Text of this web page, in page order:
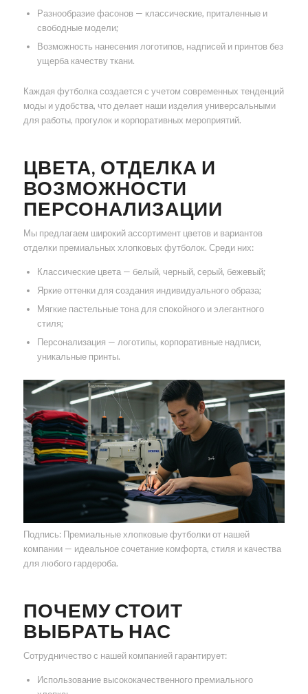
Разнообразие фасонов — классические, приталенные и
свободные модели;
Возможность нанесения логотипов, надписей и принтов без
ущерба качеству ткани.
Каждая футболка создается с учетом современных тенденций
моды и удобства, что делает наши изделия универсальными
для работы, прогулок и корпоративных мероприятий.
ЦВЕТА, ОТДЕЛКА И
ВОЗМОЖНОСТИ
ПЕРСОНАЛИЗАЦИИ
Мы предлагаем широкий ассортимент цветов и вариантов
отделки премиальных хлопковых футболок. Среди них:
Классические цвета — белый, черный, серый, бежевый;
Яркие оттенки для создания индивидуального образа;
Мягкие пастельные тона для спокойного и элегантного
стиля;
Персонализация — логотипы, корпоративные надписи,
уникальные принты.
Подпись: Премиальные хлопковые футболки от нашей
компании — идеальное сочетание комфорта, стиля и качества
для любого гардероба.
ПОЧЕМУ СТОИТ
ВЫБРАТЬ НАС
Сотрудничество с нашей компанией гарантирует:
Использование высококачественного премиального